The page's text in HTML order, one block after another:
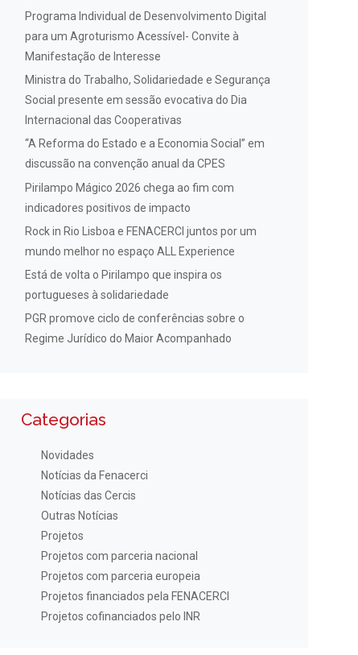
Programa Individual de Desenvolvimento Digital
para um Agroturismo Acessível- Convite à
Manifestação de Interesse
Ministra do Trabalho, Solidariedade e Segurança
Social presente em sessão evocativa do Dia
Internacional das Cooperativas
“A Reforma do Estado e a Economia Social” em
discussão na convenção anual da CPES
Pirilampo Mágico 2026 chega ao fim com
indicadores positivos de impacto
Rock in Rio Lisboa e FENACERCI juntos por um
mundo melhor no espaço ALL Experience
Está de volta o Pirilampo que inspira os
portugueses à solidariedade
PGR promove ciclo de conferências sobre o
Regime Jurídico do Maior Acompanhado
Categorias
Novidades
Notícias da Fenacerci
Notícias das Cercis
Outras Notícias
Projetos
Projetos com parceria nacional
Projetos com parceria europeia
Projetos financiados pela FENACERCI
Projetos cofinanciados pelo INR